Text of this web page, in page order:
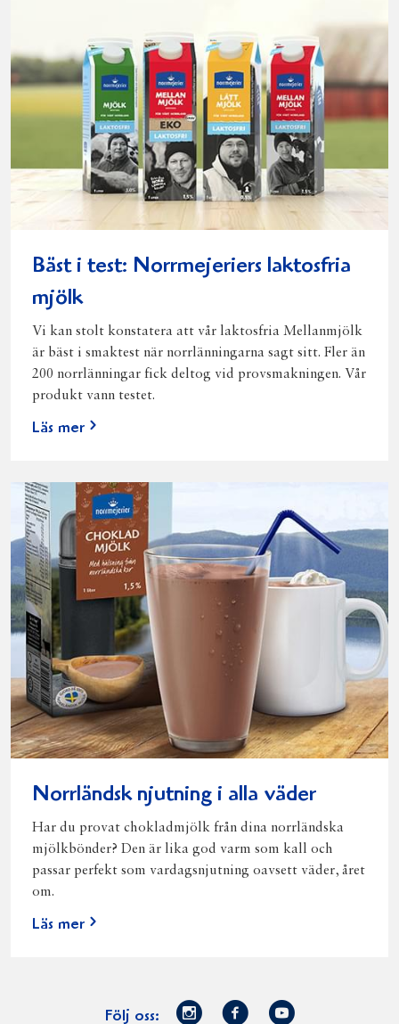
Bäst i test: Norrmejeriers laktosfria
mjölk
Vi kan stolt konstatera att vår laktosfria Mellanmjölk
är bäst i smaktest när norrlänningarna sagt sitt. Fler än
200 norrlänningar fick deltog vid provsmakningen. Vår
produkt vann testet.
Läs mer
Norrländsk njutning i alla väder
Har du provat chokladmjölk från dina norrländska
mjölkbönder? Den är lika god varm som kall och
passar perfekt som vardagsnjutning oavsett väder, året
om.
Läs mer
Följ oss: Norrmejerier
Facebook
Youtube